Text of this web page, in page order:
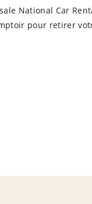
National Car
pour retirer